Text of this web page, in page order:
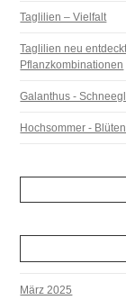
Taglilien – Vielfalt
Taglilien neu
Pflanzkombinationen
Galanthus -
Hochsommer -
März 2025